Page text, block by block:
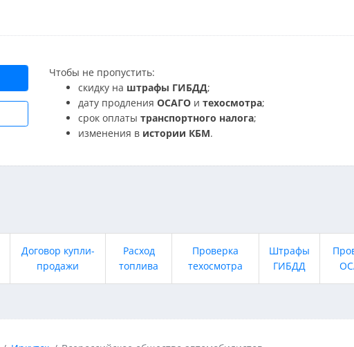
Чтобы не пропустить:
скидку на штрафы ГИБДД;
дату продления ОСАГО и техосмотра;
срок оплаты транспортного налога;
изменения в истории КБМ.
Договор купли-
продажи
Расход
топлива
Проверка
техосмотра
Штрафы
ГИБДД